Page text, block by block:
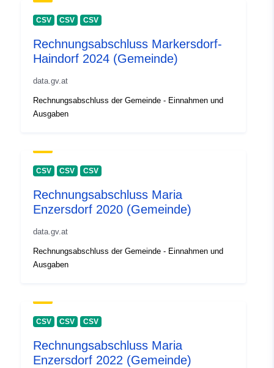
CSV CSV CSV
Rechnungsabschluss Markersdorf-
Haindorf 2024 (Gemeinde)
data.gv.at
Rechnungsabschluss der Gemeinde - Einnahmen und
Ausgaben
CSV CSV CSV
Rechnungsabschluss Maria
Enzersdorf 2020 (Gemeinde)
data.gv.at
Rechnungsabschluss der Gemeinde - Einnahmen und
Ausgaben
CSV CSV CSV
Rechnungsabschluss Maria
Enzersdorf 2022 (Gemeinde)